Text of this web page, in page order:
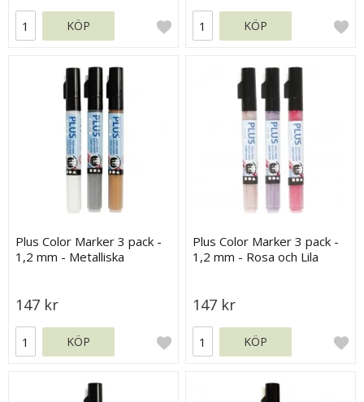
KÖP KÖP
Plus Color Marker 3 pack -
1,2 mm - Metalliska
147 kr
KÖP
Plus Color Marker 3 pack -
1,2 mm - Rosa och Lila
147 kr
KÖP